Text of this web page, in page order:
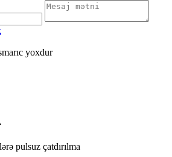
yoxdur
pulsuz çatdırılma